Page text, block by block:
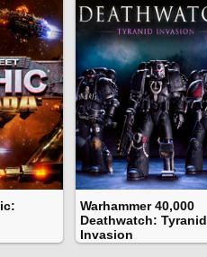
Warhammer 40,000
Deathwatch: Tyranid
Invasion